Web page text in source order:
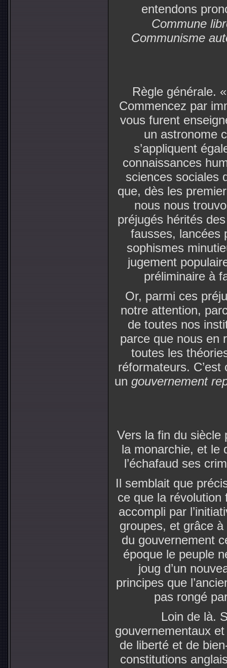
entendons
Commune
Communisme
Règle générale.
Commencez par
vous furent
un astronome
s’appliquent
connaissances
sciences sociales
que, dès les
nous nous
préjugés hérités
fausses, lancées
sophismes
jugement
préliminaire à
Or, parmi ces
notre attention,
de toutes nos
parce que nous en
toutes les
réformateurs.
un gouvernement
Vers la fin du siècle
la monarchie, et le
l’échafaud ses
Il semblait que
ce que la
accompli par
groupes, et grâce
du gouvernement
époque le peuple
joug d’un
principes que
pas rongé
Loin de là.
gouvernementaux
de liberté et de
constitutions